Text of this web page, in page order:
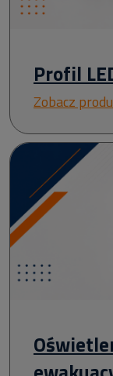
Profil
Zobacz